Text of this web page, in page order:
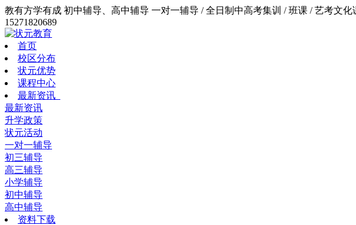
教有方学有成 初中辅导、高中辅导 一对一辅导 / 全日制中高考集训 / 班课 / 艺考文化
15271820689
首页
校区分布
状元优势
课程中心
最新资讯
最新资讯
升学政策
状元活动
一对一辅导
初三辅导
高三辅导
小学辅导
初中辅导
高中辅导
资料下载